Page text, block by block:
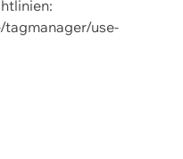
use-